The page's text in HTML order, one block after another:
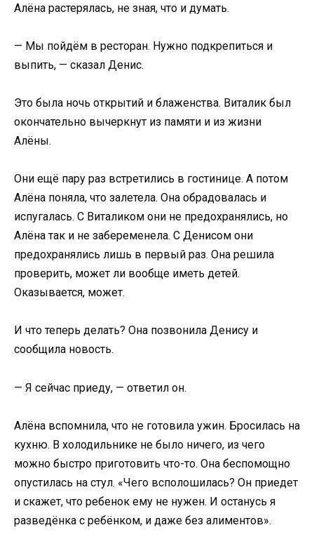
Алёна растерялась, не зная, что и думать.
— Мы пойдём в ресторан. Нужно подкрепиться и
выпить, — сказал Денис.
Это была ночь открытий и блаженства. Виталик был
окончательно вычеркнут из памяти и из жизни
Алёны.
Они ещё пару раз встретились в гостинице. А потом
Алёна поняла, что залетела. Она обрадовалась и
испугалась. С Виталиком они не предохранялись, но
Алёна так и не забеременела. С Денисом они
предохранялись лишь в первый раз. Она решила
проверить, может ли вообще иметь детей.
Оказывается, может.
И что теперь делать? Она позвонила Денису и
сообщила новость.
— Я сейчас приеду, — ответил он.
Алёна вспомнила, что не готовила ужин. Бросилась на
кухню. В холодильнике не было ничего, из чего
можно быстро приготовить что-то. Она беспомощно
опустилась на стул. «Чего всполошилась? Он приедет
и скажет, что ребенок ему не нужен. И останусь я
разведёнка с ребёнком, и даже без алиментов».